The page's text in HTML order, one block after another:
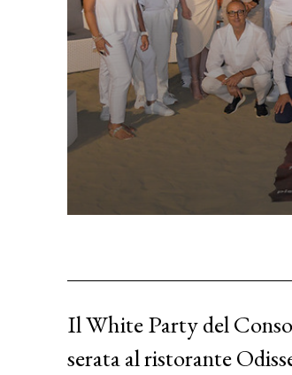
Il White Party del
serata al ristorante